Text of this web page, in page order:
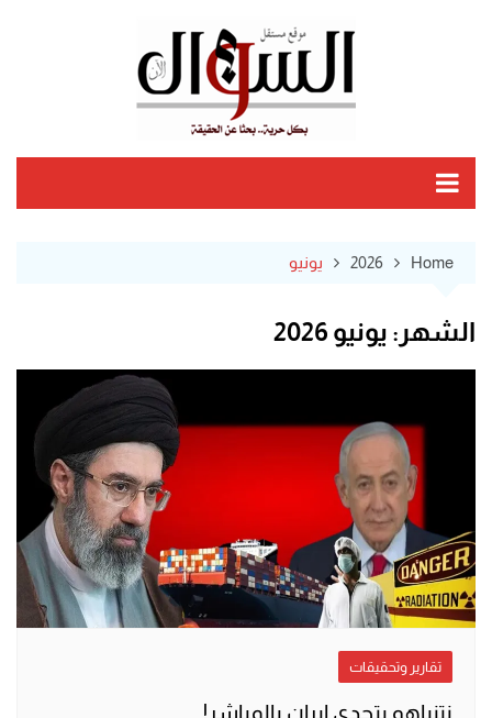
Home
2026 يونيو
الشهر: يونيو 2026
تقارير وتحقيقات
نتنياهو يتحدى إيران بالمباشر!